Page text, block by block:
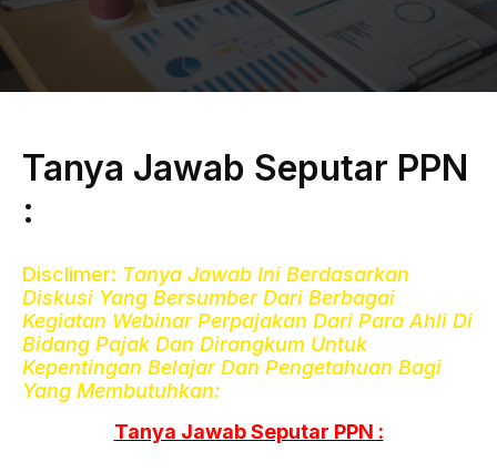
Tanya Jawab Seputar PPN
:
Disclimer: Tanya Jawab Ini Berdasarkan
Diskusi Yang Bersumber Dari Berbagai
Kegiatan Webinar Perpajakan Dari Para Ahli Di
Bidang Pajak Dan Dirangkum Untuk
Kepentingan Belajar Dan Pengetahuan Bagi
Yang Membutuhkan:
Tanya Jawab Seputar PPN :